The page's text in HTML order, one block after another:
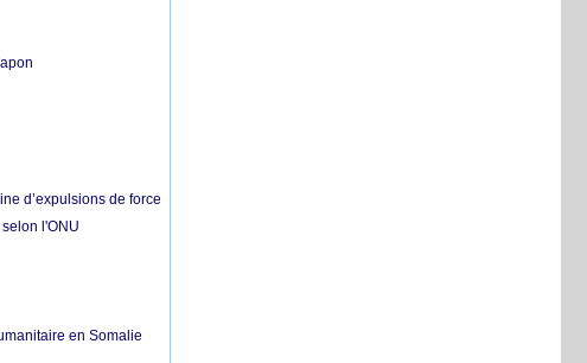
d’expulsions de force
l'ONU
en Somalie